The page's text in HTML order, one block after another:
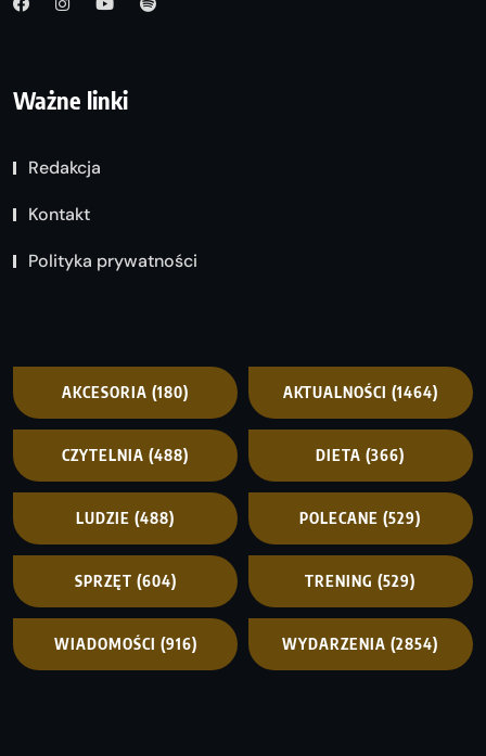
Ważne linki
Redakcja
Kontakt
Polityka prywatności
AKCESORIA (180) AKTUALNOŚCI (1464)
CZYTELNIA (488) DIETA (366)
LUDZIE (488) POLECANE (529)
SPRZĘT (604) TRENING (529)
WIADOMOŚCI (916) WYDARZENIA (2854)